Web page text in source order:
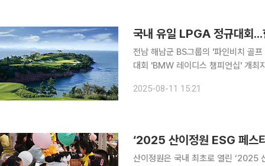
국내 유일 LPGA 정규대회
전남 해남군 BS그룹의 '파인비치 골
대회 'BMW 레이디스 챔피언십' 개최지로 확정됐다. LPGA 대회가 전
피언십은 US 오픈, 디 오픈 챔피언십
2025-08-11 15:21
‘2025 산이정원 ESG 페스
산이정원은 국내 최초로 열린 ‘2025